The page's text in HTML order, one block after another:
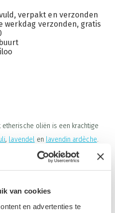
van cookies
en advertenties te
verpakt en verzonden
werkdag verzonden, gratis
oliën is een krachtige
, lavendelen lavendin ardèche.
om haar kalmerende en
een diepe,
een rustige overgang van de